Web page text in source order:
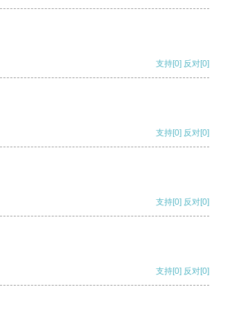
支持[0] 反对[0]
支持[0] 反对[0]
支持[0] 反对[0]
支持[0] 反对[0]